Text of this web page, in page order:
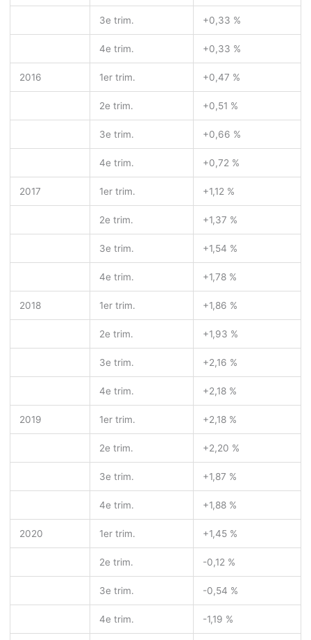
3e trim. +0,33 %
4e trim. +0,33 %
2016 1er trim. +0,47 %
2e trim. +0,51 %
3e trim. +0,66 %
4e trim. +0,72 %
2017 1er trim. +1,12 %
2e trim. +1,37 %
3e trim. +1,54 %
4e trim. +1,78 %
2018 1er trim. +1,86 %
2e trim. +1,93 %
3e trim. +2,16 %
4e trim. +2,18 %
2019 1er trim. +2,18 %
2e trim. +2,20 %
3e trim. +1,87 %
4e trim. +1,88 %
2020 1er trim. +1,45 %
2e trim. -0,12 %
3e trim. -0,54 %
4e trim. -1,19 %